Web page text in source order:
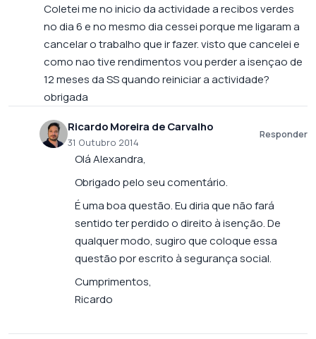
Coletei me no inicio da actividade a recibos verdes
no dia 6 e no mesmo dia cessei porque me ligaram a
cancelar o trabalho que ir fazer. visto que cancelei e
como nao tive rendimentos vou perder a isençao de
12 meses da SS quando reiniciar a actividade?
obrigada
Ricardo Moreira de Carvalho
31 Outubro 2014
Responder
Olá Alexandra,
Obrigado pelo seu comentário.
É uma boa questão. Eu diria que não fará
sentido ter perdido o direito à isenção. De
qualquer modo, sugiro que coloque essa
questão por escrito à segurança social.
Cumprimentos,
Ricardo